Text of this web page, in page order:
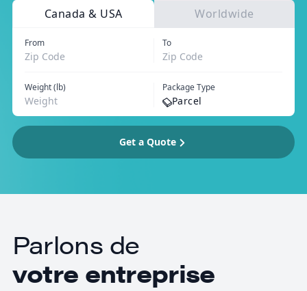
Canada & USA Worldwide
From To
Weight (lb) Package Type
Parcel
Get a Quote
Parlons de
votre entreprise